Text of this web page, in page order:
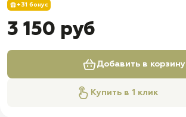
+31 бонус
3 150 руб
Добавить в корзину
Купить в 1 клик